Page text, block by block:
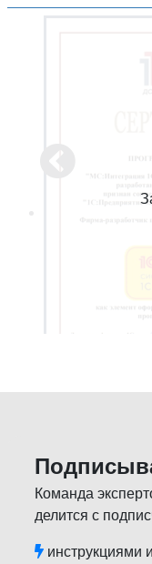
Команда
делится с
инструкциями